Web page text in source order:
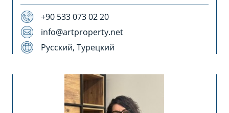
+90 533 073 02 20
info@artproperty.net
Русский, Турецкий